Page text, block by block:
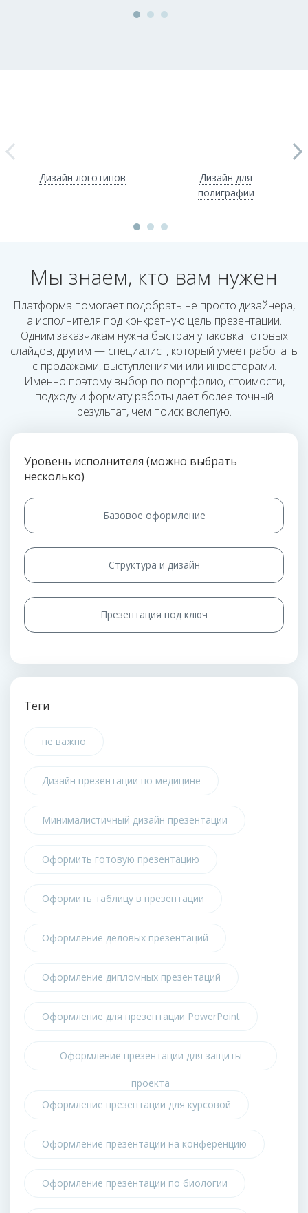
Дизайн логотипов
Дизайн для
полиграфии
Мы знаем, кто вам нужен
Платформа помогает подобрать не просто дизайнера,
а исполнителя под конкретную цель презентации.
Одним заказчикам нужна быстрая упаковка готовых
слайдов, другим — специалист, который умеет работать
с продажами, выступлениями или инвесторами.
Именно поэтому выбор по портфолио, стоимости,
подходу и формату работы дает более точный
результат, чем поиск вслепую.
Уровень исполнителя (можно выбрать
несколько)
Базовое оформление
Структура и дизайн
Презентация под ключ
Теги
не важно
Дизайн презентации по медицине
Минималистичный дизайн презентации
Оформить готовую презентацию
Оформить таблицу в презентации
Оформление деловых презентаций
Оформление дипломных презентаций
Оформление для презентации PowerPoint
Оформление презентации для защиты
проекта
Оформление презентации для курсовой
Оформление презентации на конференцию
Оформление презентации по биологии